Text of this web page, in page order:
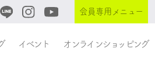
会員専用メニュー
イベント オンラインショッピング